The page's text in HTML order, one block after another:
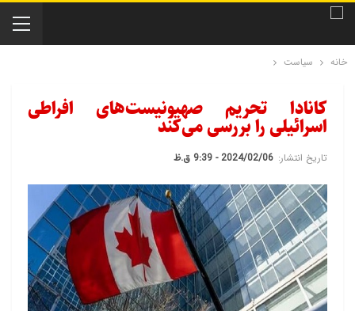
خانه سیاست
کانادا تحریم صهیونیست‎‌های افراطی
اسرائیلی را بررسی می‌کند
تاریخ انتشار: 2024/02/06 - 9:39 ق.ظ